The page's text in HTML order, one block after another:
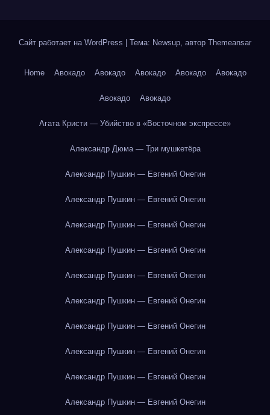
Сайт работает на WordPress | Тема: Newsup, автор Themeansar
Home Авокадо Авокадо Авокадо Авокадо Авокадо
Авокадо Авокадо
Агата Кристи — Убийство в «Восточном экспрессе»
Александр Дюма — Три мушкетёра
Александр Пушкин — Евгений Онегин
Александр Пушкин — Евгений Онегин
Александр Пушкин — Евгений Онегин
Александр Пушкин — Евгений Онегин
Александр Пушкин — Евгений Онегин
Александр Пушкин — Евгений Онегин
Александр Пушкин — Евгений Онегин
Александр Пушкин — Евгений Онегин
Александр Пушкин — Евгений Онегин
Александр Пушкин — Евгений Онегин